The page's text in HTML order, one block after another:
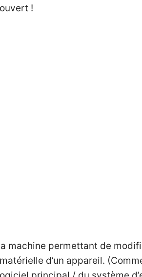
!
machine permettant de
d’un appareil.